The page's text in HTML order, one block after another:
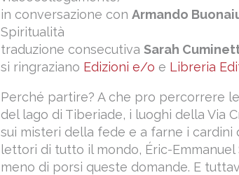
in conversazione conArmando
Spiritualità
traduzione consecutivaSarah
si ringraziano Edizioni e/o e Libreria
Perché partire? A che pro percorrere
del lago di Tiberiade, i luoghi della Via
sui misteri della fede e a farne i cardini
lettori di tutto il mondo, Éric-
meno di porsi queste domande. E